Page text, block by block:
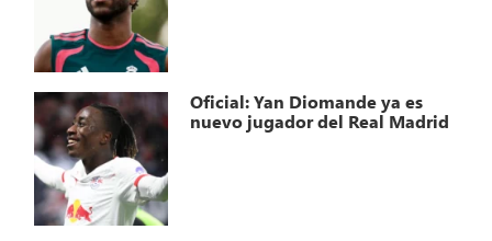
Oficial: Yan Diomande ya es
nuevo jugador del Real Madrid